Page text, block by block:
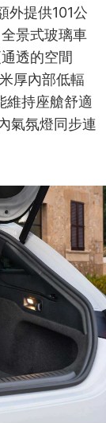
外提供101公
景式玻璃車
透的空間
厚內部低輻
維持座艙舒適
氣氛燈同步連